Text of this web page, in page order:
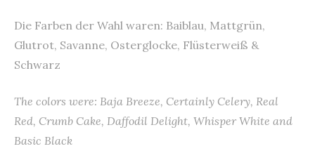
Die Farben der Wahl waren: Baiblau, Mattgrün,
Glutrot, Savanne, Osterglocke, Flüsterweiß &
Schwarz
The colors were: Baja Breeze, Certainly Celery, Real
Red, Crumb Cake, Daffodil Delight, Whisper White and
Basic Black